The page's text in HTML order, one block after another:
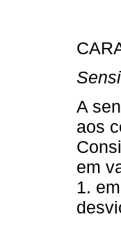
A
aos
em
1.